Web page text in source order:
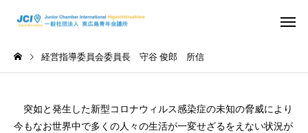
経営指導委員会委員長 守谷 俊郎 所信
突如と発生した新型コロナウィルス感染症の未知の脅威により
今もなお世界中で多くの人々の生活が一変せざるをえない状況が